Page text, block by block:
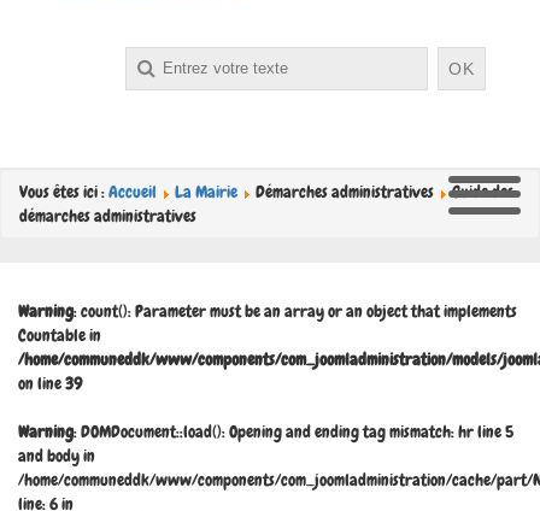
OK
Vous êtes ici :Accueil La Mairie Démarches administratives
Guide des
démarches administratives
Warning: count(): Parameter must be an array or an object that implements
Countable in
/home/communeddk/www/components/com_joomladministration/models/
on line39
Warning: DOMDocument::load(): Opening and ending tag mismatch: hr line 5
and body in
/home/communeddk/www/components/com_joomladministration/cache/part/
line: 6 in